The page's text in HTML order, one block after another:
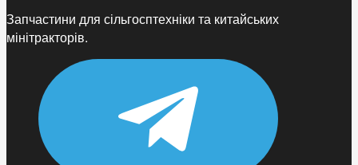
Запчастини для сільгосптехніки та китайських
мінітракторів.